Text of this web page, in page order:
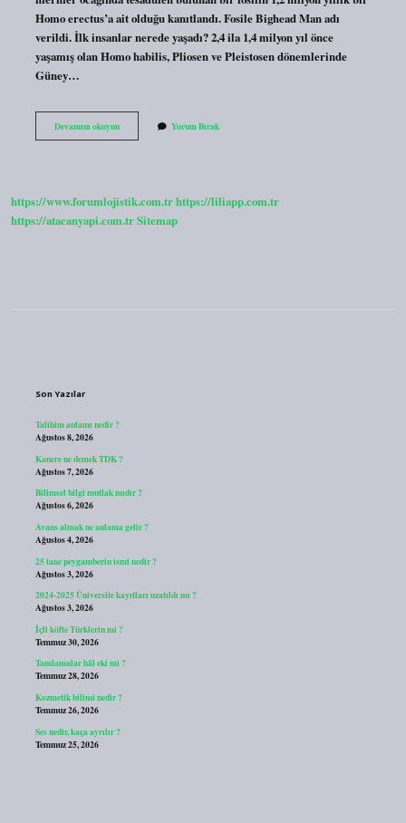
Homo erectus’a ait olduğu kanıtlandı. Fosile Bighead Man adı
verildi. İlk insanlar nerede yaşadı? 2,4 ila 1,4 milyon yıl önce
yaşamış olan Homo habilis, Pliosen ve Pleistosen dönemlerinde
Güney…
Devamını okuyunTürkiyede
Ilk
Yorum Bırak
https://www.forumlojistik.com.trhttps://liliapp.com.tr
https://atacanyapi.com.trSitemap
Son Yazılar
Talihim anlamı nedir ?
Ağustos 8, 2026
Kanere ne demek TDK ?
Ağustos 7, 2026
Bilimsel bilgi mutlak mıdır ?
Ağustos 6, 2026
Avans almak ne anlama gelir ?
Ağustos 4, 2026
25 tane peygamberin ismi nedir ?
Ağustos 3, 2026
2024-2025 Üniversite kayıtları uzatıldı mı ?
Ağustos 3, 2026
İçli köfte Türklerin mi ?
Temmuz 30, 2026
Tamlamalar hâl eki mi ?
Temmuz 28, 2026
Kozmetik bilimi nedir ?
Temmuz 26, 2026
Ses nedir, kaça ayrılır ?
Temmuz 25, 2026